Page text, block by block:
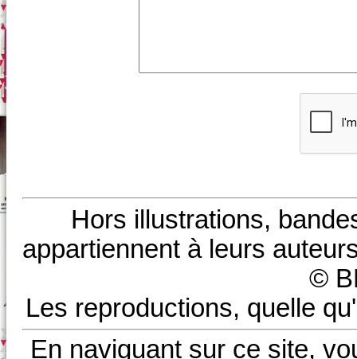
Hors illustrations,
appartiennent à leurs
©
Les reproductions, quelle
En naviguant sur ce site,